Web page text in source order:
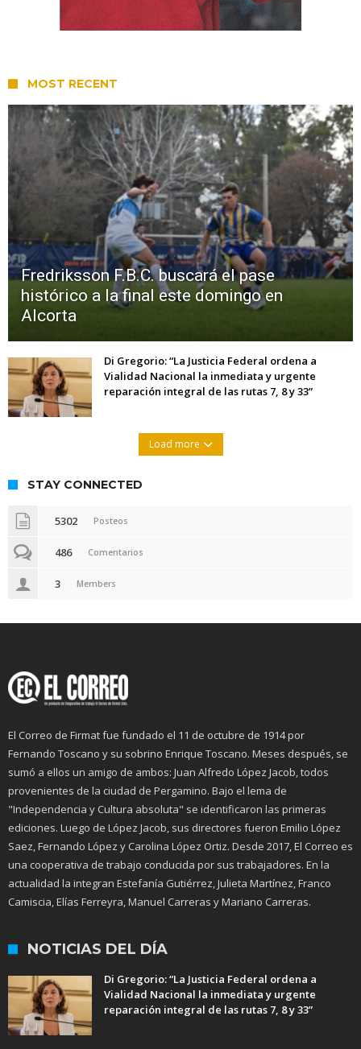
MOST RECENT
Fredriksson F.B.C. buscará el pase
histórico a la final este domingo en
Alcorta
Di Gregorio: “La Justicia Federal ordena a
Vialidad Nacional la inmediata y urgente
reparación integral de las rutas 7, 8 y 33”
Load more
STAY CONNECTED
5302 Posteos
486 Comentarios
3 Members
El Correo de Firmat fue fundado el 11 de octubre de 1914 por
Fernando Toscano y su sobrino Enrique Toscano. Meses después, se
sumó a ellos un amigo de ambos: Juan Alfredo López Jacob, todos
provenientes de la ciudad de Pergamino. Bajo el lema de
"Independencia y Cultura absoluta" se identificaron las primeras
ediciones. Luego de López Jacob, sus directores fueron Emilio López
Saez, Fernando López y Carolina López Ortiz. Desde 2017, El Correo es
una cooperativa de trabajo conducida por sus trabajadores. En la
actualidad la integran Estefanía Gutiérrez, Julieta Martínez, Franco
Camiscia, Elías Ferreyra, Manuel Carreras y Mariano Carreras.
NOTICIAS DEL DÍA
Di Gregorio: “La Justicia Federal ordena a
Vialidad Nacional la inmediata y urgente
reparación integral de las rutas 7, 8 y 33”